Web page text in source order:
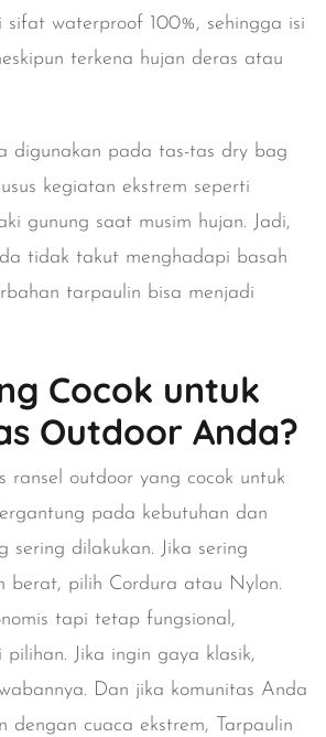
sifat waterproof 100%, sehingga isi
terkena hujan deras atau
digunakan pada tas-tas dry bag
kegiatan ekstrem seperti
gunung saat musim hujan. Jadi,
tidak takut menghadapi basah
tarpaulin bisa menjadi
Cocok untuk
Outdoor Anda?
ransel outdoor yang cocok untuk
pada kebutuhan dan
sering dilakukan. Jika sering
berat, pilih Cordura atau Nylon.
tapi tetap fungsional,
pilihan. Jika ingin gaya klasik,
Dan jika komunitas Anda
dengan cuaca ekstrem, Tarpaulin